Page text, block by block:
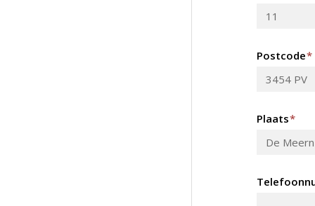
Postcode*
Plaats*